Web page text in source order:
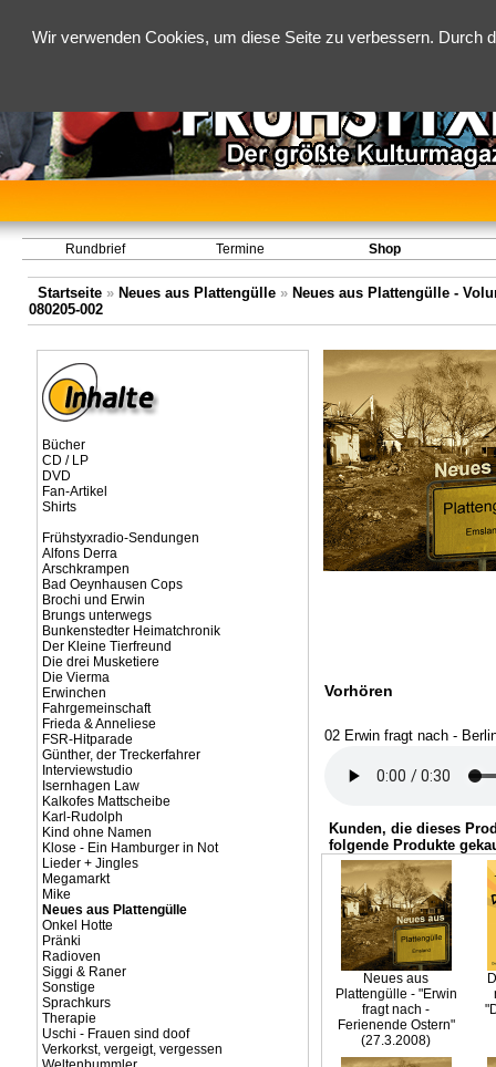
Wir verwenden Cookies, um diese Seite zu verbessern.
Rundbrief Termine Shop
Startseite» Neues aus Plattengülle» Neues aus Plattengülle -
080205-002
Bücher
CD / LP
DVD
Fan-Artikel
Shirts
Frühstyxradio-Sendungen
Alfons Derra
Arschkrampen
Bad Oeynhausen Cops
Brochi und Erwin
Brungs unterwegs
Bunkenstedter Heimatchronik
Der Kleine Tierfreund
Die drei Musketiere
Die Vierma
Erwinchen
Fahrgemeinschaft
Frieda & Anneliese
FSR-Hitparade
Günther, der Treckerfahrer
Interviewstudio
Isernhagen Law
Kalkofes Mattscheibe
Karl-Rudolph
Kind ohne Namen
Klose - Ein Hamburger in Not
Lieder + Jingles
Megamarkt
Mike
Neues aus Plattengülle
Onkel Hotte
Pränki
Radioven
Siggi & Raner
Sonstige
Sprachkurs
Therapie
Uschi - Frauen sind doof
Verkorkst, vergeigt, vergessen
Vorhören
02 Erwin fragt nach -
Kunden, die dieses
folgende Produkte
Neues aus
Plattengülle - "Erwin
fragt nach -
Ferienende Ostern"
(27.3.2008)